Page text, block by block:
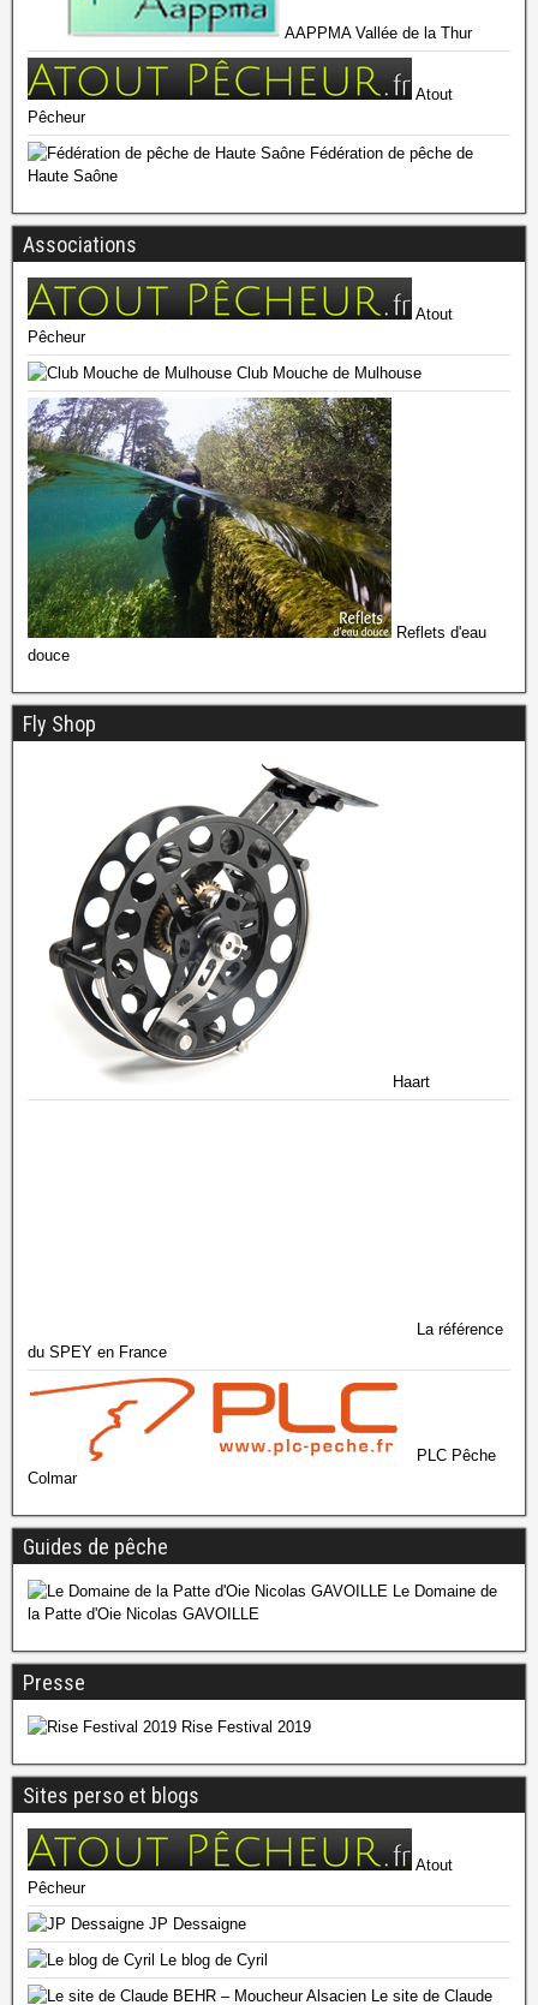
AAPPMA Vallée de la Thur
Atout
Pêcheur
Fédération de pêche de
Haute Saône
Associations
Atout
Pêcheur
Club Mouche de Mulhouse
Reflets d'eau
douce
Fly Shop
Haart
La référence
du SPEY en France
PLC Pêche
Colmar
Guides de pêche
Le Domaine de
la Patte d'Oie Nicolas GAVOILLE
Presse
Rise Festival 2019
Sites perso et blogs
Atout
Pêcheur
JP Dessaigne
Le blog de Cyril
Le site de Claude